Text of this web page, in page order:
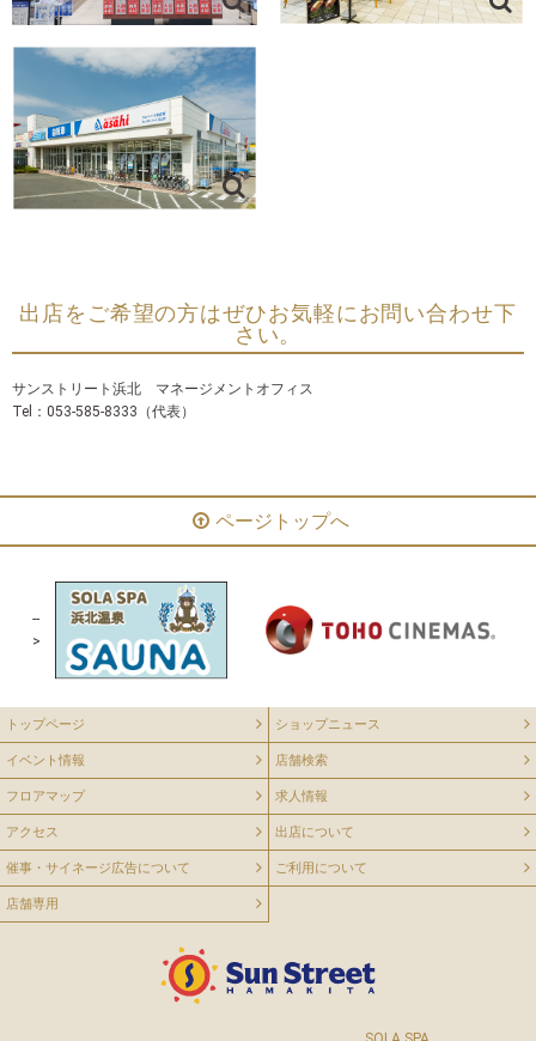
出店をご希望の方はぜひお気軽にお問い合わせ下
さい。
サンストリート浜北 マネージメントオフィス
Tel：053-585-8333（代表）
ページトップへ
--
>
トップページ ショップニュース
イベント情報 店舗検索
フロアマップ 求人情報
アクセス 出店について
催事・サイネージ広告について ご利用について
店舗専用